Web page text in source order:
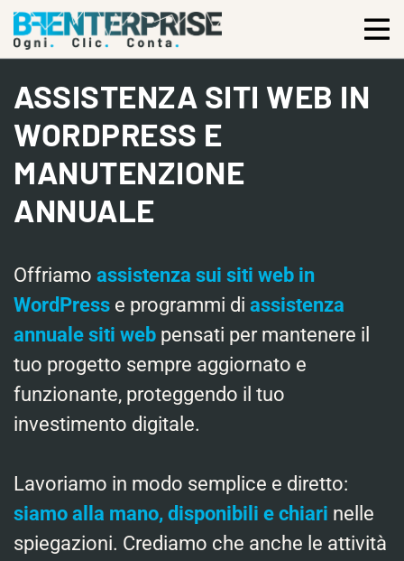
ASSISTENZA SITI WEB IN
WORDPRESS E
MANUTENZIONE
ANNUALE
Offriamo assistenza sui siti web in
WordPress e programmi di assistenza
annuale siti web pensati per mantenere il
tuo progetto sempre aggiornato e
funzionante, proteggendo il tuo
investimento digitale.
Lavoriamo in modo semplice e diretto:
siamo alla mano, disponibili e chiari nelle
spiegazioni. Crediamo che anche le attività